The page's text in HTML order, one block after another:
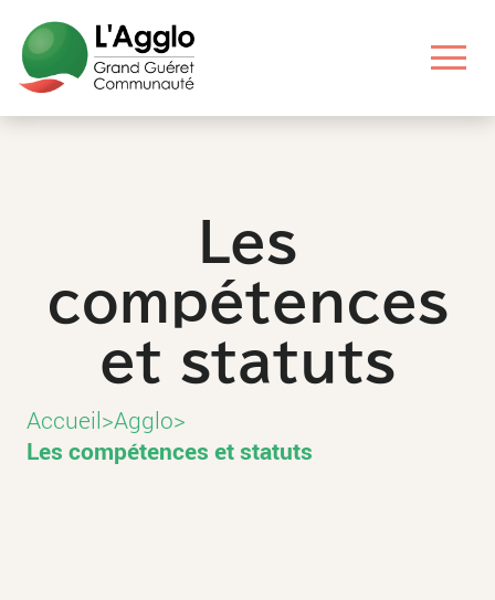
contenu
principal
menu
principal
liens
utiles
pied
page
Les
compétences
et statuts
Accueil>Agglo>
Les compétences et statuts